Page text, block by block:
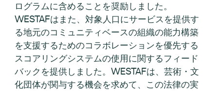
ログラムに含めることを奨励しました。
WESTAFはまた、対象人口にサービスを提供す
る地元のコミュニティベースの組織の能力構築
を支援するためのコラボレーションを優先する
スコアリングシステムの使用に関するフィード
バックを提供しました。WESTAFは、芸術・文
化団体が関与する機会を求めて、この法律の実